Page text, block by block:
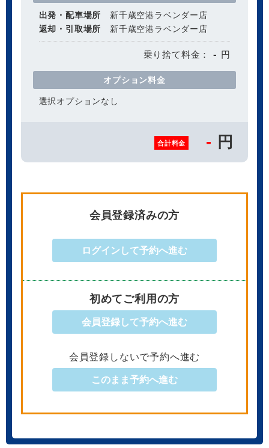
出発・配車場所
新千歳空港ラベンダー店
返却・引取場所
新千歳空港ラベンダー店
乗り捨て料金： - 円
オプション料金
選択オプションなし
合計料金 - 円
初めてご利用の方
会員登録して予約へ進む
会員登録しないで予約へ進む
このまま予約へ進む
会員登録済みの方
ログインして予約へ進む